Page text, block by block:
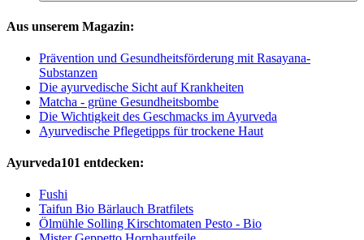
Aus unserem Magazin:
Prävention und Gesundheitsförderung mit Rasayana-
Substanzen
Die ayurvedische Sicht auf Krankheiten
Matcha - grüne Gesundheitsbombe
Die Wichtigkeit des Geschmacks im Ayurveda
Ayurvedische Pflegetipps für trockene Haut
Ayurveda101 entdecken:
Fushi
Taifun Bio Bärlauch Bratfilets
Ölmühle Solling Kirschtomaten Pesto - Bio